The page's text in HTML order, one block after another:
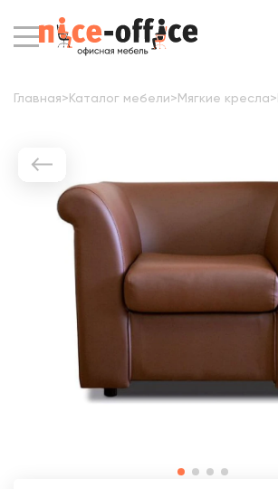
Главная> Каталог мебели> Мягкие кресла>